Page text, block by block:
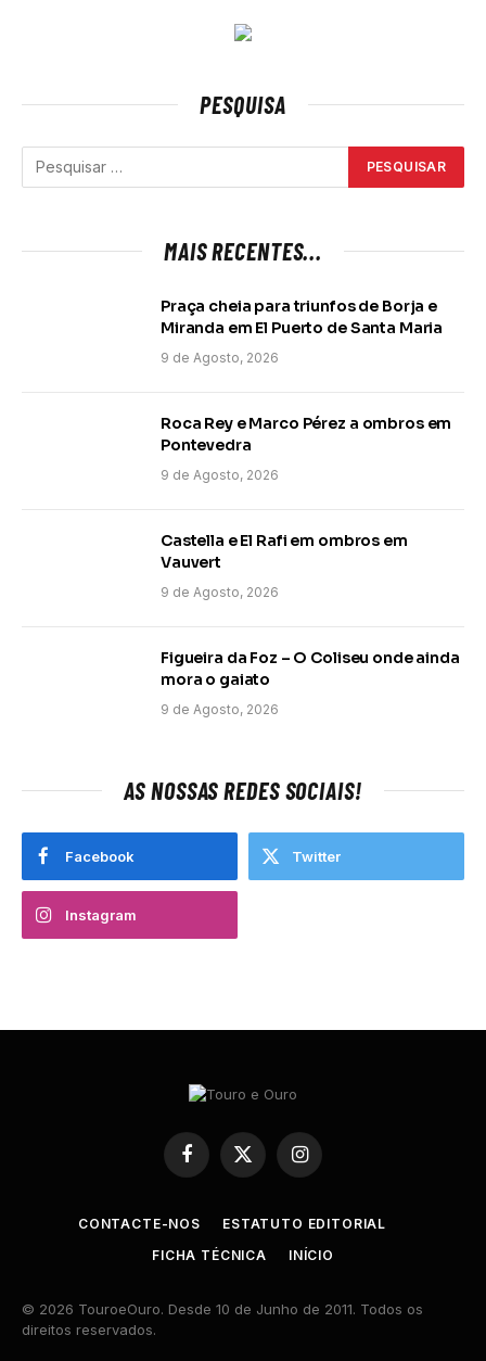
PESQUISA
MAIS RECENTES...
Praça cheia para triunfos de Borja e
Miranda em El Puerto de Santa Maria
9 de Agosto, 2026
Roca Rey e Marco Pérez a ombros em
Pontevedra
9 de Agosto, 2026
Castella e El Rafi em ombros em
Vauvert
9 de Agosto, 2026
Figueira da Foz – O Coliseu onde ainda
mora o gaiato
9 de Agosto, 2026
AS NOSSAS REDES SOCIAIS!
Facebook Twitter
Instagram
Facebook
X
(Twitter)
Instagram
CONTACTE-NOS
ESTATUTO EDITORIAL
FICHA TÉCNICA
INÍCIO
© 2026 TouroeOuro. Desde 10 de Junho de 2011. Todos os
direitos reservados.